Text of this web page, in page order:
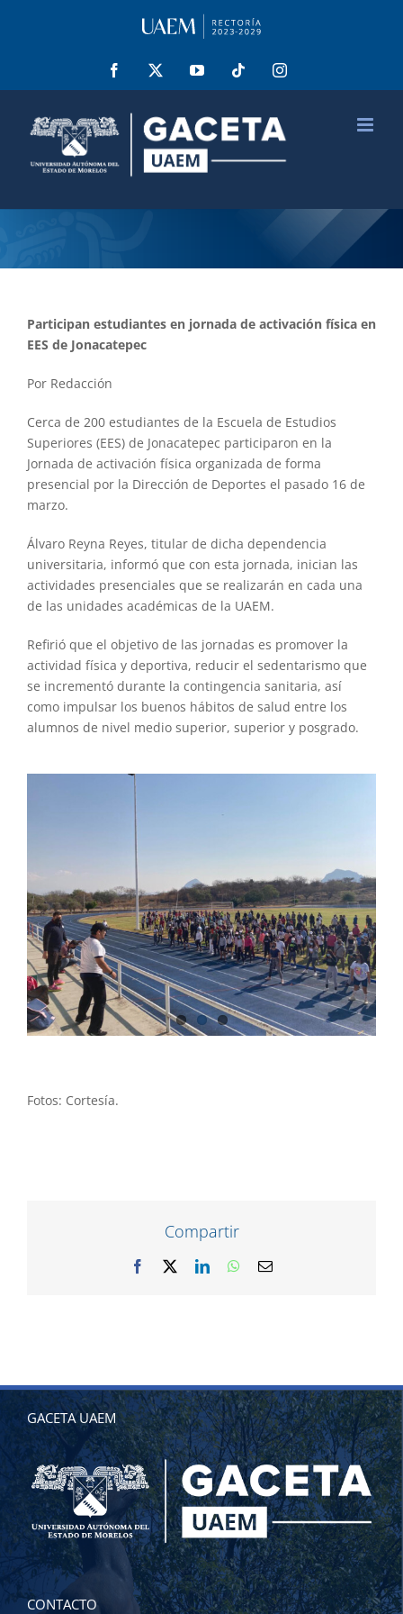
Facebook YouTube Tiktok Instagram
Participan estudiantes en jornada de activación física en
EES deJonacatepec
Por Redacción
Cerca de 200 estudiantes de la Escuela de Estudios
Superiores (EES) de Jonacatepec participaron en la
Jornada de activación física organizada de forma
presencial por la Dirección de Deportes el pasado 16 de
marzo.
Álvaro Reyna Reyes, titular de dicha dependencia
universitaria, informó que con esta jornada, inician las
actividades presenciales que se realizarán en cada una
de las unidades académicas de la UAEM.
Refirió que el objetivo de las jornadas es promover la
actividad física y deportiva, reducir el sedentarismo que
se incrementó durante la contingencia sanitaria, así
como impulsar los buenos hábitos de salud entre los
alumnos de nivel medio superior, superior y posgrado.
Fotos: Cortesía.
Compartir
Facebook LinkedInWhatsApp
Correo
GACETA UAEM
CONTACTO